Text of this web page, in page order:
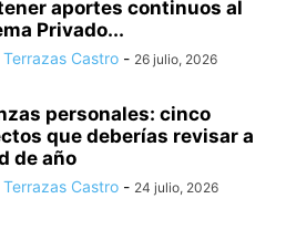
aportes continuos al
Privado...
Terrazas Castro - 26 julio, 2026
personales: cinco
que deberías revisar a
de año
Terrazas Castro - 24 julio, 2026